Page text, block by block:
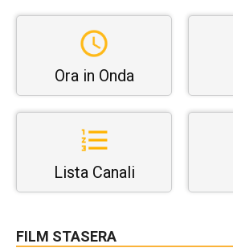
Ora in Onda
Lista Canali
FILM STASERA